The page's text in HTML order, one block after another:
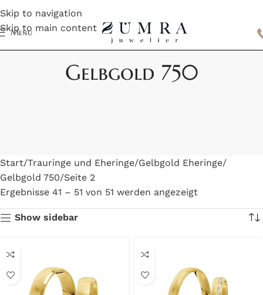
Skip to navigation
Skip to main content
Menu
Gelbgold 750
Start Trauringe und Eheringe Gelbgold Eheringe
Gelbgold 750 Seite 2
Ergebnisse 41 – 51 von 51 werden angezeigt
Show sidebar